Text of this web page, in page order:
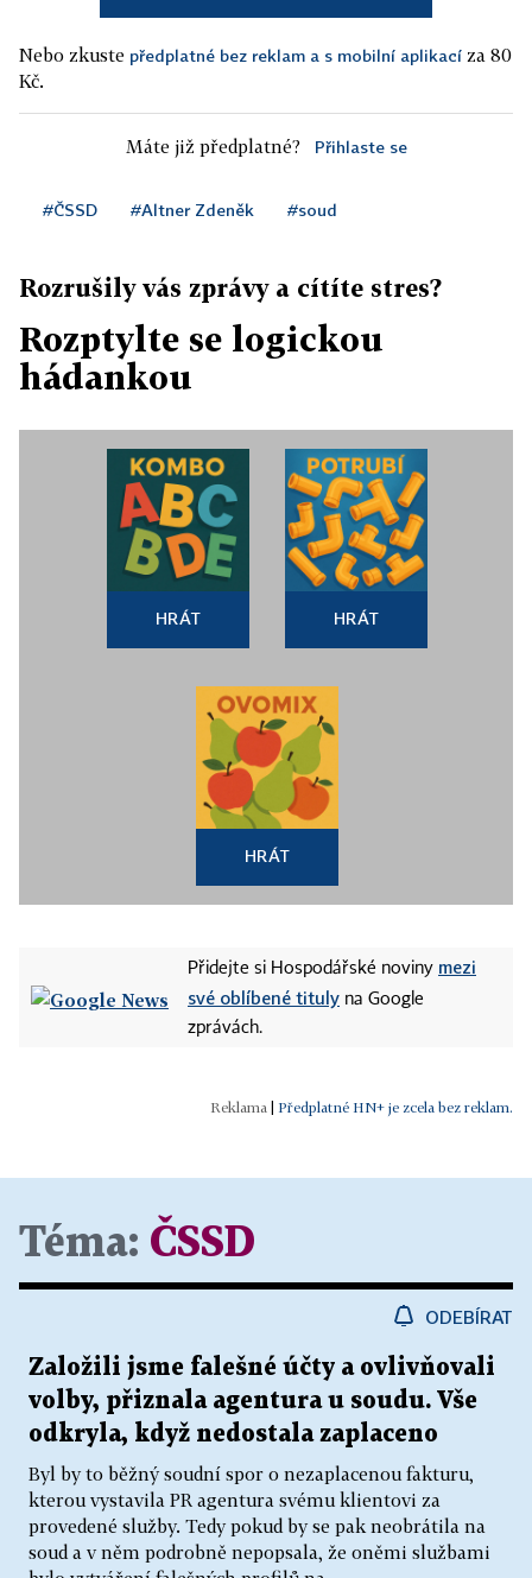
Nebo zkuste předplatné bez reklam a s mobilní aplikací za 80
Kč.
Máte již předplatné? Přihlaste se
#ČSSD #Altner Zdeněk #soud
Rozrušily vás zprávy a cítíte stres?
Rozptylte se logickou
hádankou
HRÁT HRÁT
HRÁT
Přidejte si Hospodářské noviny mezi
své oblíbené tituly na Google
zprávách.
Předplatné HN+ je zcela bez reklam.
Téma: ČSSD
ODEBÍRAT
Založili jsme falešné účty a ovlivňovali
volby, přiznala agentura u soudu. Vše
odkryla, když nedostala zaplaceno
Byl by to běžný soudní spor o nezaplacenou fakturu,
kterou vystavila PR agentura svému klientovi za
provedené služby. Tedy pokud by se pak neobrátila na
soud a v něm podrobně nepopsala, že oněmi službami